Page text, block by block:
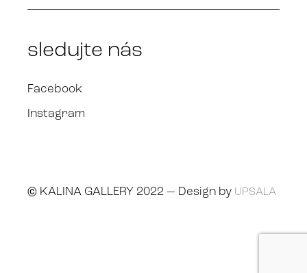
sledujte nás
Facebook
Instagram
© KALINA GALLERY 2022 — Design by UPSALA